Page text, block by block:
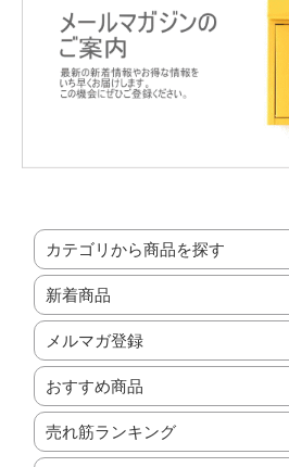
カテゴリから商品を探す
新着商品
メルマガ登録
おすすめ商品
売れ筋ランキング